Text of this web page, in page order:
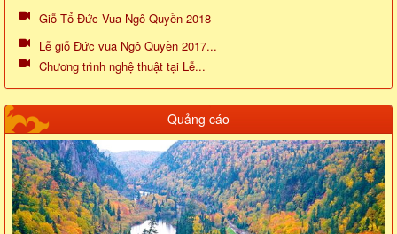
Giỗ Tổ Đức Vua Ngô Quyền 2018
Lễ giỗ Đức vua Ngô Quyền 2017...
Chương trình nghệ thuật tại Lễ...
Quảng cáo